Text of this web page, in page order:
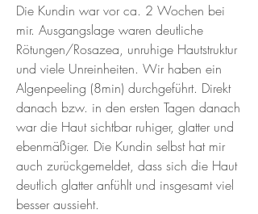
Die Kundin war vor ca. 2 Wochen bei
mir. Ausgangslage waren deutliche
Rötungen/Rosazea, unruhige Hautstruktur
und viele Unreinheiten. Wir haben ein
Algenpeeling (8min) durchgeführt. Direkt
danach bzw. in den ersten Tagen danach
war die Haut sichtbar ruhiger, glatter und
ebenmäßiger. Die Kundin selbst hat mir
auch zurückgemeldet, dass sich die Haut
deutlich glatter anfühlt und insgesamt viel
besser aussieht.